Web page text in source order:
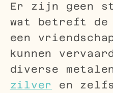
Er zijn geen
wat betreft de
een
kunnen
diverse
zilver en